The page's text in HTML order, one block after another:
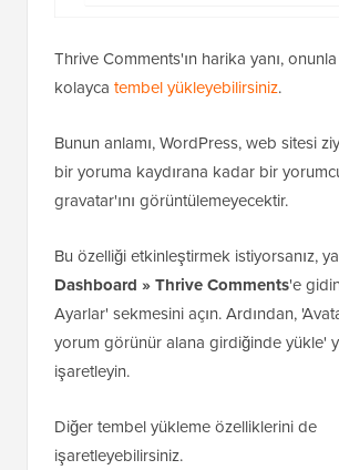
Thrive Comments'ın harika yanı,
kolayca tembel yükleyebilirsiniz.
Bunun anlamı, WordPress, web sitesi
bir yoruma kaydırana kadar bir
gravatar'ını görüntülemeyecektir.
Bu özelliği etkinleştirmek istiyorsanız,
Dashboard »Thrive Comments'e
Ayarlar' sekmesini açın. Ardından,
yorum görünür alana girdiğinde yükle'
işaretleyin.
Diğer tembel yükleme özelliklerini de
işaretleyebilirsiniz.